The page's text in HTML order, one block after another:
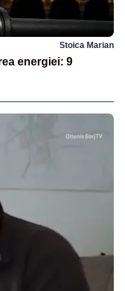
Stoica Marian
energiei: 9